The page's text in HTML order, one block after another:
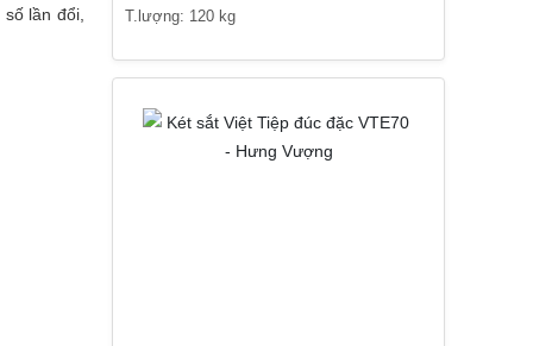
lần đổi,
T.lượng: 120 kg